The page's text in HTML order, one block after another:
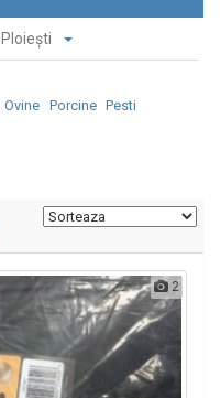
Ploieşti
Ovine Porcine Pesti
2